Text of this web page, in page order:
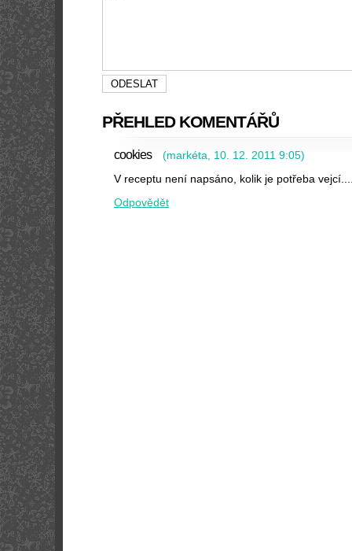
PŘEHLED KOMENTÁŘŮ
cookies (markéta 10. 12. 2011 9:05)
V receptu není napsáno, kolik je potřeba
Odpovědět